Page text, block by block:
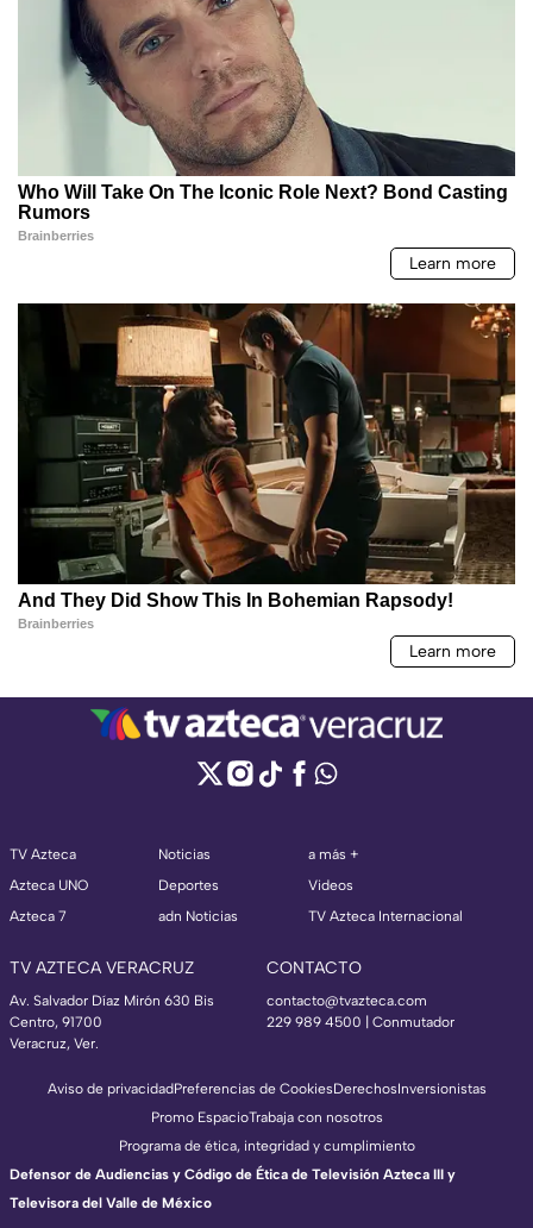
TV Azteca
Azteca UNO
Azteca 7
Noticias
Deportes
adn Noticias
a más +
Videos
TV Azteca Internacional
TV AZTECA VERACRUZ
Av. Salvador Díaz Mirón 630 Bis
Centro, 91700
Veracruz, Ver.
CONTACTO
contacto@tvazteca.com
229 989 4500 | Conmutador
Aviso de privacidadPreferencias de CookiesDerechosInversionistas
Promo EspacioTrabaja con nosotros
Programa de ética, integridad y cumplimiento
Defensor de Audiencias y Código de Ética de Televisión Azteca III y
Televisora del Valle de México